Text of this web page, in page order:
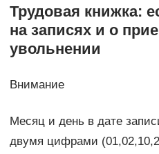
Трудовая книжка:
на записях и о
увольнении
Внимание
Месяц и день в дате
двумя цифрами